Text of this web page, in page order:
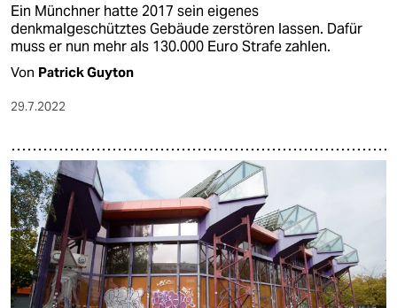
Ein Münchner hatte 2017 sein eigenes
denkmalgeschütztes Gebäude zerstören lassen. Dafür
muss er nun mehr als 130.000 Euro Strafe zahlen.
Von Patrick Guyton
29.7.2022